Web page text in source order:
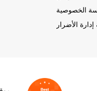
الخصوصية
الأضرار